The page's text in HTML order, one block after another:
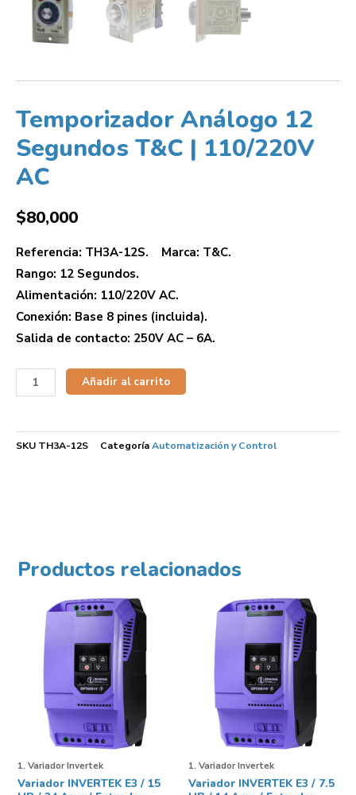
Temporizador Análogo 12
Segundos T&C | 110/220V
AC
$80,000
Referencia: TH3A-12S. Marca: T&C.
Rango: 12 Segundos.
Alimentación: 110/220V AC.
Conexión: Base 8 pines (incluida).
Salida de contacto: 250V AC – 6A.
Añadir al carrito
SKU TH3A-12S CategoríaAutomatización y Control
Productos relacionados
1. Variador Invertek
Variador INVERTEK E3 / 15
1. Variador Invertek
Variador INVERTEK E3 / 7.5